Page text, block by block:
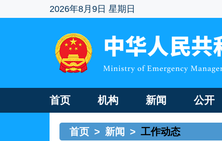
2026年8月9日 星期日
首页 机构 新闻 公开
首页 > 新闻 > 工作动态